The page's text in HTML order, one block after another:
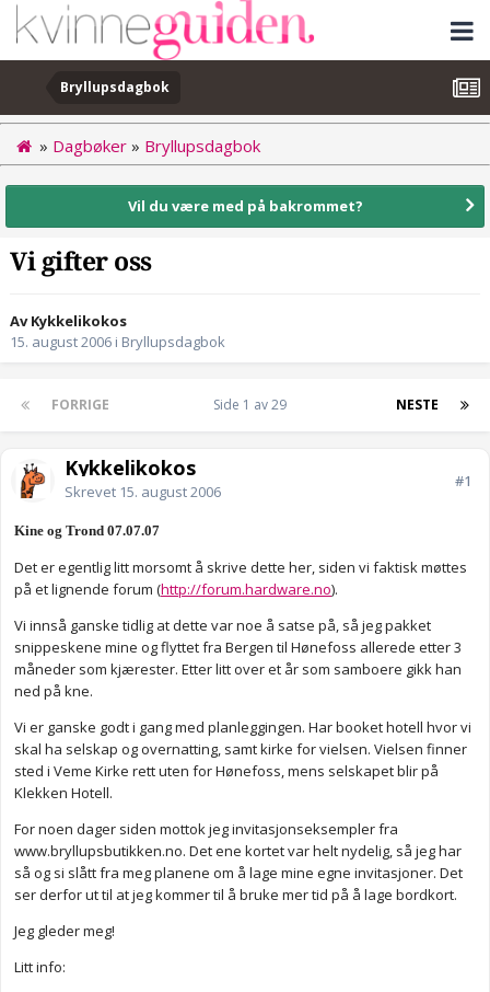
Bryllupsdagbok
» Dagbøker » Bryllupsdagbok
Vil du være med på bakrommet?
Vi gifter oss
Av Kykkelikokos
15. august 2006 i Bryllupsdagbok
FORRIGE NESTE
Side 1 av 29
Kykkelikokos
Skrevet 15. august 2006
#1
Kine og Trond 07.07.07
Det er egentlig litt morsomt å skrive dette her, siden vi faktisk møttes
på et lignende forum (http://forum.hardware.no).
Vi innså ganske tidlig at dette var noe å satse på, så jeg pakket
snippeskene mine og flyttet fra Bergen til Hønefoss allerede etter 3
måneder som kjærester. Etter litt over et år som samboere gikk han
ned på kne.
Vi er ganske godt i gang med planleggingen. Har booket hotell hvor vi
skal ha selskap og overnatting, samt kirke for vielsen. Vielsen finner
sted i Veme Kirke rett uten for Hønefoss, mens selskapet blir på
Klekken Hotell.
For noen dager siden mottok jeg invitasjonseksempler fra
www.bryllupsbutikken.no. Det ene kortet var helt nydelig, så jeg har
så og si slått fra meg planene om å lage mine egne invitasjoner. Det
ser derfor ut til at jeg kommer til å bruke mer tid på å lage bordkort.
Jeg gleder meg!
Litt info: